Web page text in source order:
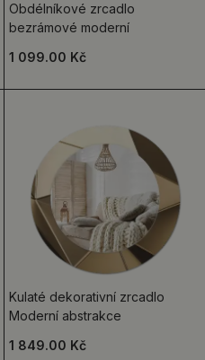
Obdélníkové zrcadlo
bezrámové moderní
1 099.00 Kč
Kulaté dekorativní zrcadlo
Moderní abstrakce
1 849.00 Kč